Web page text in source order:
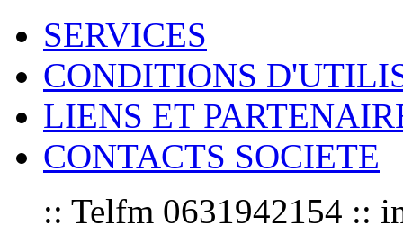
SERVICES
CONDITIONS
LIENS ET
CONTACTS SOCIETE
:: Telfm 0631942154 ::